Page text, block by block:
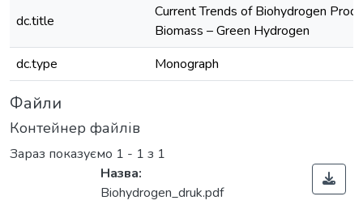
dc.title
Current Trends of Biohydrogen
Biomass – Green Hydrogen
dc.type
Monograph
Файли
Контейнер файлів
Зараз показуємо 1 - 1 з 1
Назва:
Biohydrogen_druk.pdf